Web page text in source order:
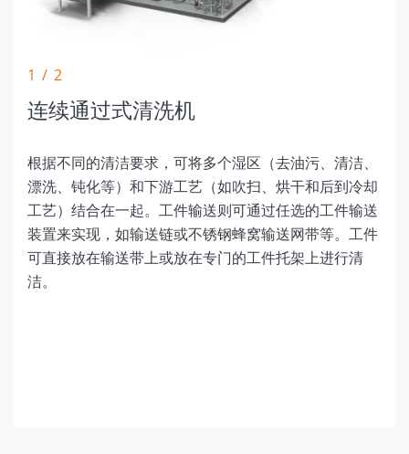
1 / 2
连续通过式清洗机
根据不同的清洁要求，可将多个湿区（去油污、清洁、
漂洗、钝化等）和下游工艺（如吹扫、烘干和后到冷却
工艺）结合在一起。工件输送则可通过任选的工件输送
装置来实现，如输送链或不锈钢蜂窝输送网带等。工件
可直接放在输送带上或放在专门的工件托架上进行清
洁。